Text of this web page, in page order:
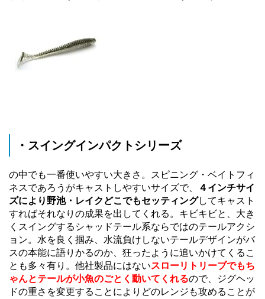
・スイングインパクトシリーズ
の中でも一番使いやすい大きさ。スピニング・ベイトフィ
ネスであろうがキャストしやすいサイズで、
４インチサイ
ズにより野池・レイクどこでもセッティングしてキャスト
すればそれなりの成果を出してくれる。 キビキビと、大き
くスイングするシャッドテール系ならではのテールアクシ
ョン。 水を良く掴み、水流負けしないテールデザインがバ
スの本能に語りかるのか、狂ったように追いかけてくるこ
とも多々有り。他社製品にはないスローリトリーブでもち
ゃんとテールが小魚のごとく動いてくれるので、ジグヘッ
ドの重さを変更することによりどのレンジも攻めることが